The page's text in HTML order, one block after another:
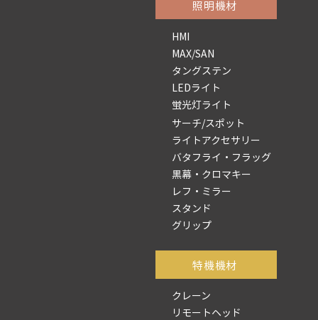
照明機材
HMI
MAX/SAN
タングステン
LEDライト
蛍光灯ライト
サーチ/スポット
ライトアクセサリー
バタフライ・フラッグ
黒幕・クロマキー
レフ・ミラー
スタンド
グリップ
​特機機材
クレーン
リモートヘッド